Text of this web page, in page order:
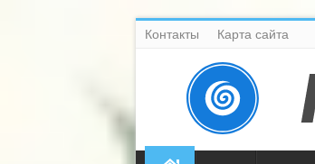
Контакты Карта сайта